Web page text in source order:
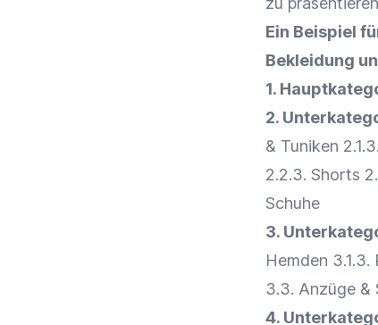
Ein Beispiel
Bekleidung
1.
2.
& Tuniken
2.2.3. Shorts
Schuhe
3.
Hemden
3.3. Anzüge &
4.